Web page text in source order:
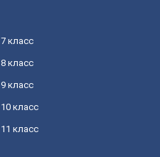
7 класс
8 класс
9 класс
10 класс
11 класс